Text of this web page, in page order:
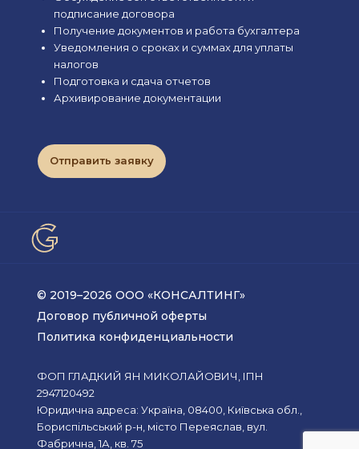
подписание договора
Получение документов и работа бухгалтера
Уведомления о сроках и суммах для уплаты
налогов
Подготовка и сдача отчетов
Архивирование документации
Отправить заявку
© 2019–2026 ООО «КОНСАЛТИНГ»
Договор публичной оферты
Политика конфиденциальности
ФОП ГЛАДКИЙ ЯН МИКОЛАЙОВИЧ, ІПН
2947120492
Юридична адреса: Україна, 08400, Київська обл.,
Бориспільський р-н, місто Переяслав, вул.
Фабрична, 1А, кв. 75